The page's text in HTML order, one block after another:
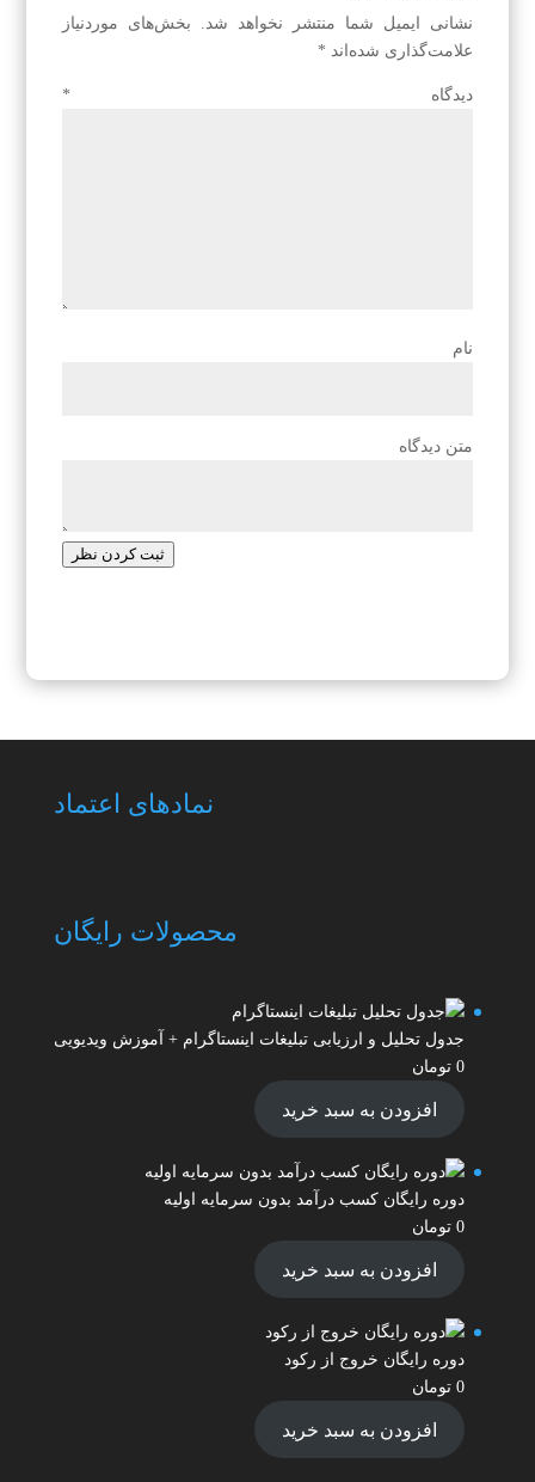
نشانی ایمیل شما منتشر نخواهد شد.
بخش‌های موردنیاز
علامت‌گذاری شده‌اند *
دیدگاه *
نام
متن دیدگاه
ثبت کردن نظر
نمادهای اعتماد
محصولات رایگان
جدول تحلیل و ارزیابی تبلیغات اینستاگرام + آموزش ویدیویی
0 تومان
افزودن به سبد خرید
دوره رایگان کسب درآمد بدون سرمایه اولیه
0 تومان
افزودن به سبد خرید
دوره رایگان خروج از رکود
0 تومان
افزودن به سبد خرید